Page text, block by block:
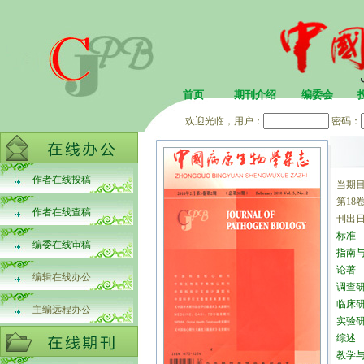
首页 期刊介绍 编委会
欢迎光临，用户： 密码：
作者在线投稿
作者在线查稿
编委在线审稿
编辑在线办公
主编远程办公
当期
第18
刊出
标准
指南
论著
调查
临床
实验
综述
教学